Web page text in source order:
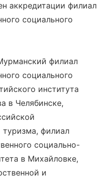
аккредитации филиал
социального
филиал
социального
института
в Челябинске,
филиал
социально-
в Михайловке,
и